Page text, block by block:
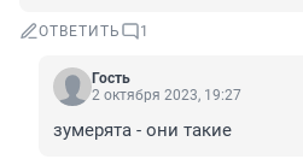
ОТВЕТИТЬ 1
Гость
2 октября 2023, 19:27
зумерята - они такие